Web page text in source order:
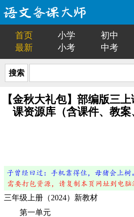
首页 小学 初中
最新
小考 中考
搜索
【金秋大礼包】部编版三
课资源库（含课件、教案
三年级上册（2024）新教材
第一单元